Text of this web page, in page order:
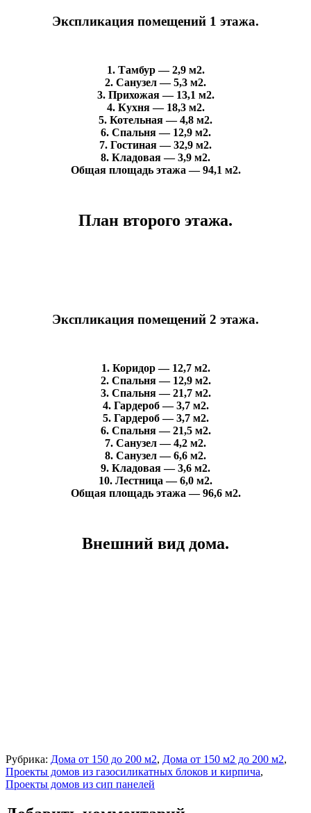
Экспликация помещений 1 этажа.
1. Тамбур — 2,9 м2.
2. Санузел — 5,3 м2.
3. Прихожая — 13,1 м2.
4. Кухня — 18,3 м2.
5. Котельная — 4,8 м2.
6. Спальня — 12,9 м2.
7. Гостиная — 32,9 м2.
8. Кладовая — 3,9 м2.
Общая площадь этажа — 94,1 м2.
План второго этажа.
Экспликация помещений 2 этажа.
1. Коридор — 12,7 м2.
2. Спальня — 12,9 м2.
3. Спальня — 21,7 м2.
4. Гардероб — 3,7 м2.
5. Гардероб — 3,7 м2.
6. Спальня — 21,5 м2.
7. Санузел — 4,2 м2.
8. Санузел — 6,6 м2.
9. Кладовая — 3,6 м2.
10. Лестница — 6,0 м2.
Общая площадь этажа — 96,6 м2.
Внешний вид дома.
Рубрика: Дома от 150 до 200 м2, Дома от 150 м2 до 200 м2,
Проекты домов из газосиликатных блоков и кирпича,
Проекты домов из сип панелей